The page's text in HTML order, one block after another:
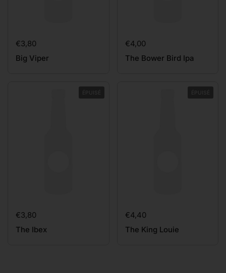
Prix:
€3,80
Big Viper
Prix:
€4,00
The Bower Bird Ipa
Prix:
€3,80
The Ibex
ÉPUISÉ
Prix:
€4,40
The King Louie
ÉPUISÉ